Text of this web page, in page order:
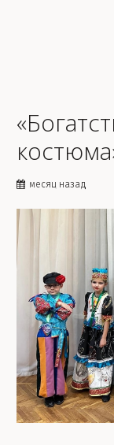
месяц назад